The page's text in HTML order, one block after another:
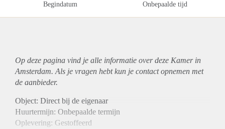
Begindatum Onbepaalde tijd
Op deze pagina vind je alle informatie over deze Kamer in
Amsterdam. Als je vragen hebt kun je contact opnemen met
de aanbieder.
Object: Direct bij de eigenaar
Huurtermijn: Onbepaalde termijn
Oplevering: Gestoffeerd